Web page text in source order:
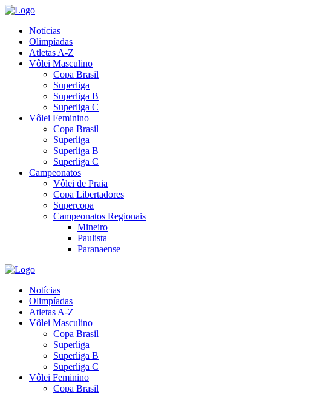
Notícias
Olimpíadas
Atletas A-Z
Vôlei Masculino
Copa Brasil
Superliga
Superliga B
Superliga C
Vôlei Feminino
Copa Brasil
Superliga
Superliga B
Superliga C
Campeonatos
Vôlei de Praia
Copa Libertadores
Supercopa
Campeonatos Regionais
Mineiro
Paulista
Paranaense
Notícias
Olimpíadas
Atletas A-Z
Vôlei Masculino
Copa Brasil
Superliga
Superliga B
Superliga C
Vôlei Feminino
Copa Brasil